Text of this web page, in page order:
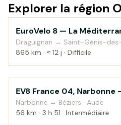
Explorer la région
Campagne
EuroVelo 8 — La
Draguignan → Saint-Génis-
Orientales
865 km · ≈ 12 j · Difficile
Campagne
EV8 France 04, Narbonne
Narbonne → Béziers · Aude
56 km · 3 h 51 · Intermédiaire